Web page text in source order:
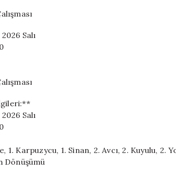
Salı
Salı
Karpuzycu, 1. Sinan, 2. Avcı, 2. Kuyulu, 2.
Dönüşümü